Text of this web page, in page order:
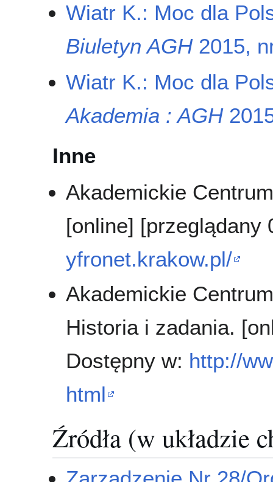
Wiatr K.: Moc dla
Biuletyn AGH2015,
Wiatr K.: Moc dla
Akademia : AGH
Inne
Akademickie
[online]
yfronet.krakow.pl/
Akademickie
Historia i zadania.
Dostępny w: http://
html
Źródła (w układzie